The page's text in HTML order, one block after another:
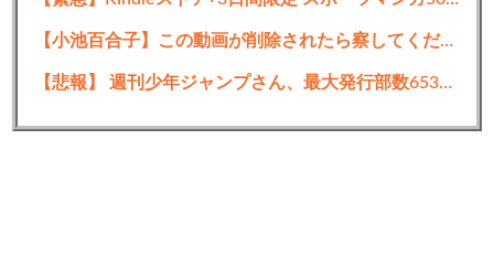
【小池百合子】この動画が削除されたら察してください。ヤクザ以上の要求を出す都議会の実態を全て話しますね
【悲報】 週刊少年ジャンプさん、最大発行部数653万部から急降下でついに「100万部」を割ってしまうｗｗｗｗｗ